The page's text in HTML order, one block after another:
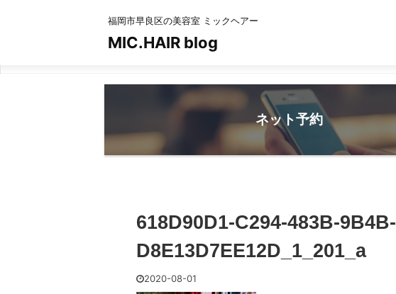
福岡市早良区の美容室 ミックヘアー
MIC.HAIR blog
ネット予約
618D90D1-C294-483B-9B4B-
D8E13D7EE12D_1_201_a
2020-08-01